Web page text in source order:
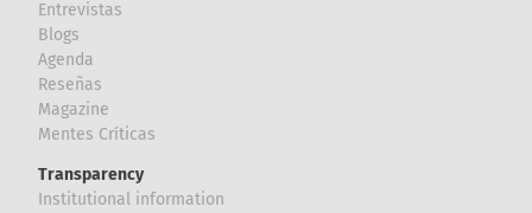
Entrevistas
Blogs
Agenda
Reseñas
Magazine
Mentes Críticas
Transparency
Institutional information